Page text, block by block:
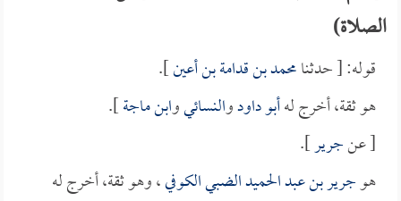
الصلاة)
قوله: [ حدثنامحمد بن قدامة بن أعين].
هو ثقة، أخرج لهأبو داودوالنسائيوابن ماجة].
[ عنجرير].
هوجرير بن عبد الحميد الضبي الكوفي، وهو ثقة، أخرج له